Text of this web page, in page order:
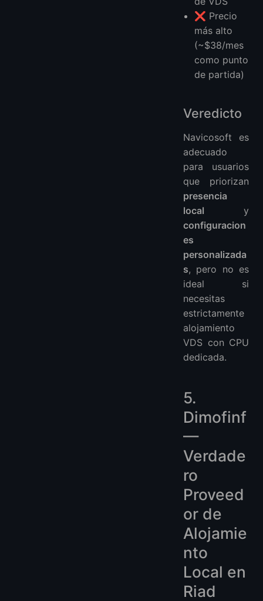
❌ Precio
más alto
(~$38/mes
como punto
de partida)
Veredicto
Navicosoft es
adecuado
para usuarios
que priorizan
presencia
local y
configuracion
es
personalizada
s, pero no es
ideal si
necesitas
estrictamente
alojamiento
VDS con CPU
dedicada.
5.
Dimofinf
—
Verdade
ro
Proveed
or de
Alojamie
nto
Local en
Riad